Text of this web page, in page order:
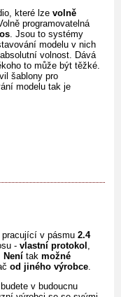
které lze volně
programovatelná
. Jsou to systémy
modelu v nich
volnost. Dává
to může být těžké.
šablony pro
modelu tak je
v pásmu 2.4
- vlastní protokol
Není tak možné
od jiného výrobce
v budoucnu